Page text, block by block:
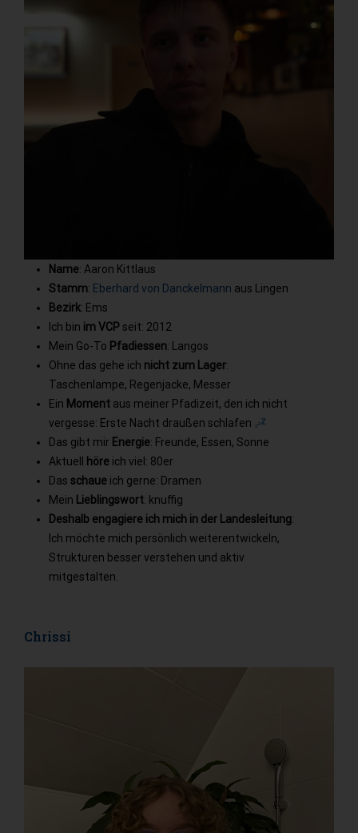
Name: Aaron Kittlaus
Stamm: Eberhard von Danckelmann aus Lingen
Bezirk: Ems
Ich bin im VCP seit: 2012
Mein Go-To Pfadiessen: Langos
Ohne das gehe ich nicht zum Lager:
Taschenlampe, Regenjacke, Messer
Ein Moment aus meiner Pfadizeit, den ich nicht
vergesse: Erste Nacht draußen schlafen
Das gibt mir Energie: Freunde, Essen, Sonne
Aktuell
höre ich viel: 80er
Dasschaue ich gerne: Dramen
Mein Lieblingswort: knuffig
Deshalb engagiere ich mich in der Landesleitung:
Ich möchte mich persönlich weiterentwickeln,
Strukturen besser verstehen und aktiv
mitgestalten.
Chrissi